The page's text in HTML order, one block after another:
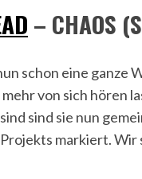
– CHAOS
schon eine ganze
von sich hören
sind sie nun
markiert. Wir